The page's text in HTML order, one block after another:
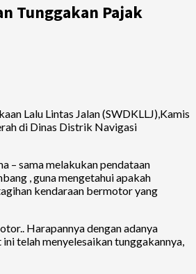
Tunggakan Pajak
Lalu Lintas Jalan (SWDKLLJ),Kamis
di Dinas Distrik Navigasi
– sama melakukan pendataan
, guna mengetahui apakah
kendaraan bermotor yang
Harapannya dengan adanya
telah menyelesaikan tunggakannya,